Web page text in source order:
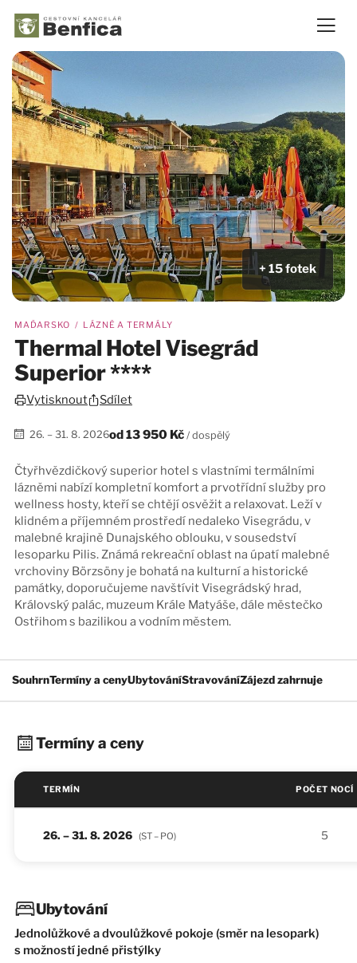
+ 15 fotek
MAĎARSKO / LÁZNĚ A TERMÁLY
Thermal Hotel Visegrád
Superior ****
Vytisknout Sdílet
26. – 31. 8. 2026od13 950 Kč / dospělý
Čtyřhvězdičkový superior hotel s vlastními termálními
lázněmi nabízí kompletní komfort a prvotřídní služby pro
wellness hosty, kteří se chtějí osvěžit a relaxovat. Leží v
klidném a příjemném prostředí nedaleko Visegrádu, v
malebné krajině Dunajského oblouku, v sousedství
lesoparku Pilis. Známá rekreační oblast na úpatí malebné
vrchoviny Börzsöny je bohatá na kulturní a historické
památky, doporučujeme navštívit Visegrádský hrad,
Královský palác, muzeum Krále Matyáše, dále městečko
Ostřihom s bazilikou a vodním městem.
SouhrnTermíny a cenyUbytováníStravováníZájezd zahrnuje
Termíny a ceny
TERMÍN POČET NOCÍ
26. – 31. 8. 2026 (ST – PO) 5
Ubytování
Jednolůžkové a dvoulůžkové pokoje (směr na lesopark)
s možností jedné přistýlky